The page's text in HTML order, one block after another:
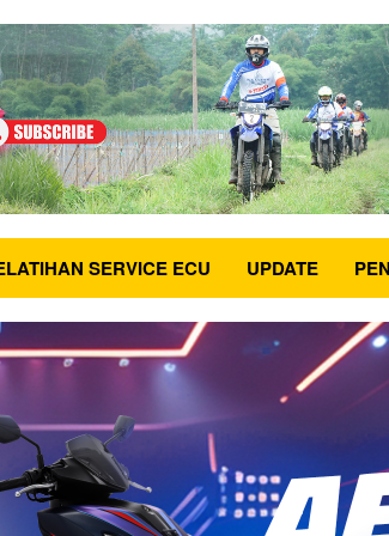
SERVICE ECU UPDATE